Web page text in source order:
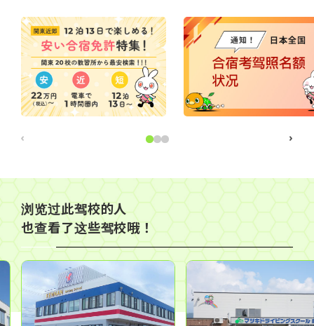
浏览过此驾校的人
也查看了这些驾校哦！